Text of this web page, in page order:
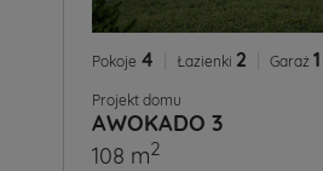
Pokoje 4 Łazienki 2 Garaż 1
Projekt domu
AWOKADO 3
108 m2